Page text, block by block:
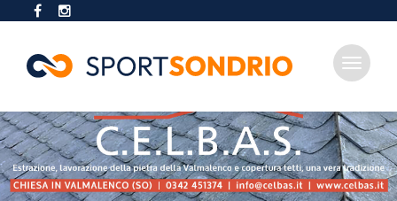
al
contenuto
principale
Toggle